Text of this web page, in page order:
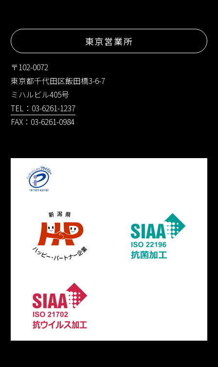
東京営業所
〒102-0072
東京都千代田区飯田橋3-6-7
ミハルビル405号
TEL：03-6261-1237
FAX：03-6261-0984